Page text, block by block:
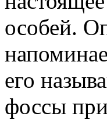
особей.
его
фоссы